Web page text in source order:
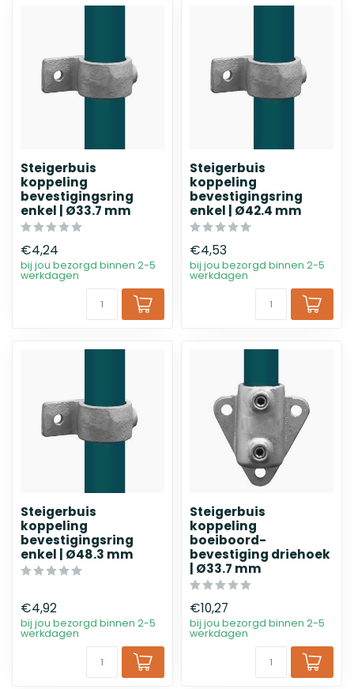
Steigerbuis
koppeling
bevestigingsring
enkel | Ø33.7 mm
€4,24
bij jou bezorgd binnen 2-5
werkdagen
Steigerbuis
koppeling
bevestigingsring
enkel | Ø42.4 mm
€4,53
bij jou bezorgd binnen 2-5
werkdagen
Steigerbuis
koppeling
bevestigingsring
enkel | Ø48.3 mm
€4,92
bij jou bezorgd binnen 2-5
werkdagen
Steigerbuis
koppeling
boeiboord-
bevestiging driehoek
| Ø33.7 mm
€10,27
bij jou bezorgd binnen 2-5
werkdagen